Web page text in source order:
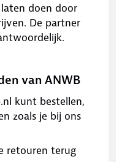
doen door
De partner
van ANWB
kunt bestellen,
zoals je bij ons
retouren terug